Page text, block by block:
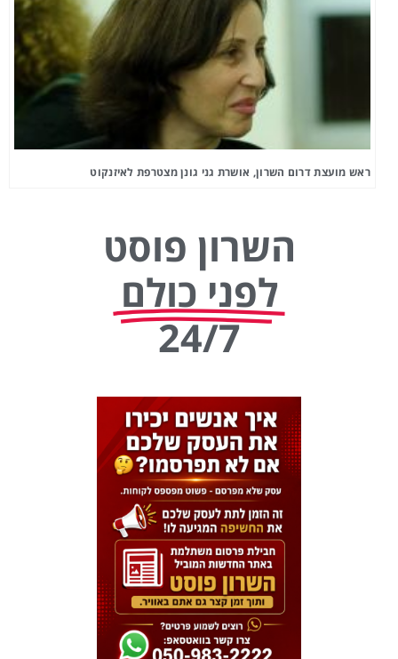
ראש מועצת דרום השרון, אושרת גני גונן מצטרפת לאיזנקוט
השרון פוסט
לפני כולם
24/7